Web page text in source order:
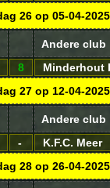
26 op 05-04-2025
Andere club
8 Minderhout
27 op 12-04-2025
Andere club
- K.F.C. Meer
28 op 26-04-2025